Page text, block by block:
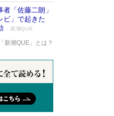
「佐藤二朗」
」で起きた
新潮QUE
「新潮QUE」とは？